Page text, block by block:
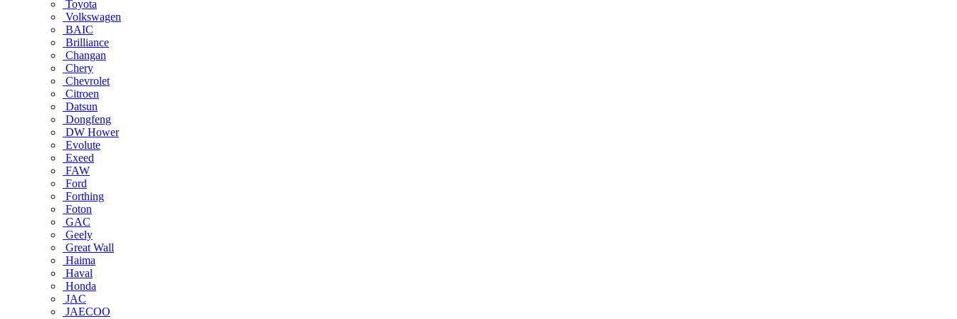
Toyota
Volkswagen
BAIC
Brilliance
Changan
Chery
Chevrolet
Citroen
Datsun
Dongfeng
DW Hower
Evolute
Exeed
FAW
Ford
Forthing
Foton
GAC
Geely
Great Wall
Haima
Haval
Honda
JAC
JAECOO